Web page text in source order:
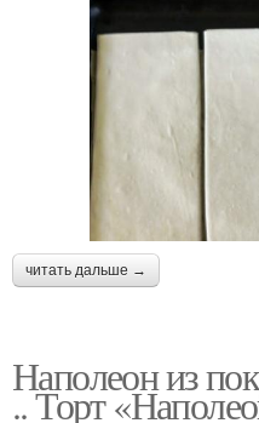
читать дальше →
Наполеон из
.. Торт